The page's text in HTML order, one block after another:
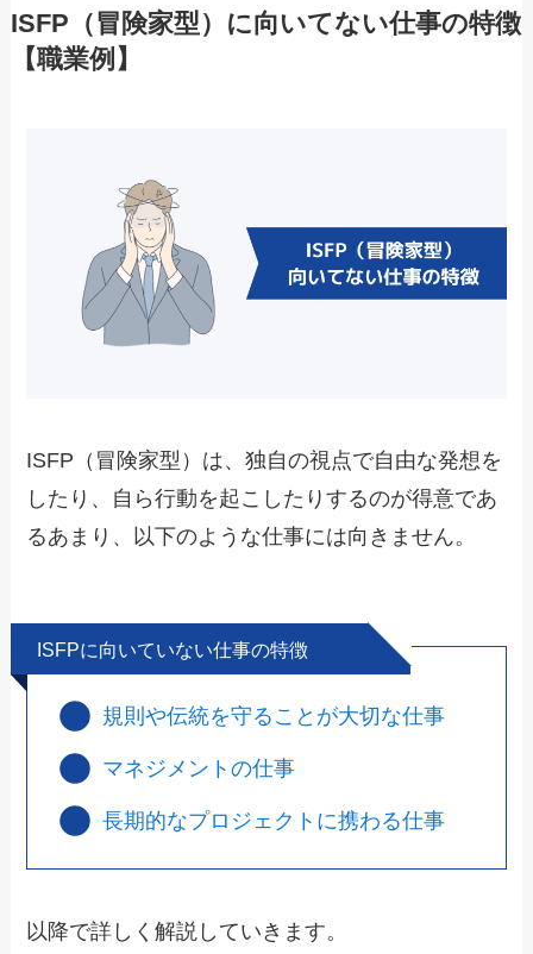
ISFP（冒険家型）に向いてない仕事の特徴
【職業例】
ISFP（冒険家型）は、独自の視点で自由な発想を
したり、自ら行動を起こしたりするのが得意であ
るあまり、以下のような仕事には向きません。
ISFPに向いていない仕事の特徴
規則や伝統を守ることが大切な仕事
マネジメントの仕事
長期的なプロジェクトに携わる仕事
以降で詳しく解説していきます。